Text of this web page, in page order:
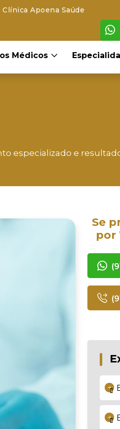
Apoena Saúde
Médicos
especializado e
Se
por